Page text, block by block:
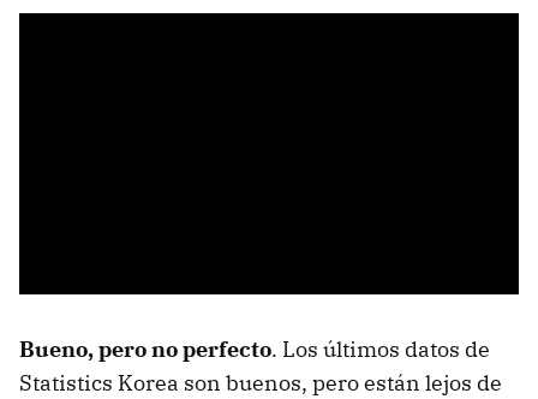
Bueno, pero no perfecto. Los últimos datos de
Statistics Korea son buenos, pero están lejos de